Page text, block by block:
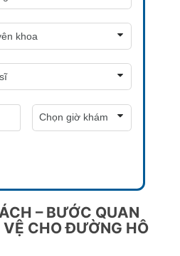
– BƯỚC QUAN
VỆ CHO ĐƯỜNG HÔ